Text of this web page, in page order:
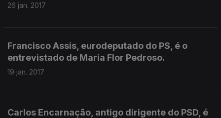
26 jan. 2017
Francisco Assis, eurodeputado do PS, é o
entrevistado de Maria Flor Pedroso.
19 jan. 2017
Carlos Encarnação, antigo dirigente do PSD, é